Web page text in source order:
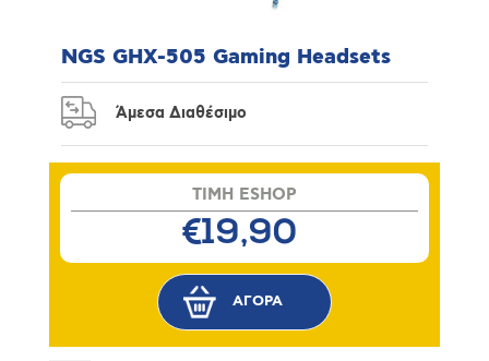
NGS GHX-505 Gaming Headsets
Άμεσα Διαθέσιμο
TIMH ESHOP
€19,90